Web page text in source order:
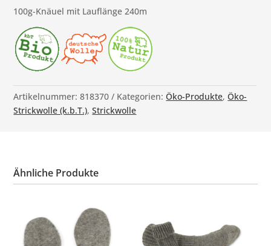
100g-Knäuel mit Lauflänge 240m
Artikelnummer:818370 Kategorien:Öko-Produkte,Öko-
Strickwolle (k.b.T.),Strickwolle
Ähnliche Produkte